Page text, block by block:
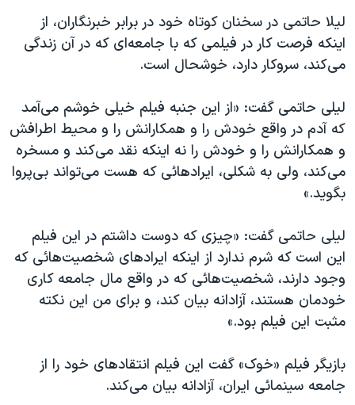
لیلا حاتمی در سخنان کوتاه خود در برابر خبرنگاران، از
اینکه فرصت کار در فیلمی که با جامعه‌ای که در آن زندگی
می‌کند، سروکار دارد، خوشحال است.
لیلی حاتمی گفت: «از این جنبه فیلم خیلی خوشم می‌آمد
که آدم در واقع خودش را و همکارانش‌ را و محیط اطرافش
و همکارانش را و خودش را نه اینکه نقد می‌کند و مسخره
می‌کند، ولی به شکلی، ایرادهائی که هست می‌تواند بی‌پروا
بگوید.»
لیلی حاتمی گفت: «چیزی که دوست داشتم در این فیلم
این است که شرم ندارد از اینکه ایرادهای شخصیت‌هائی که
وجود دارند، شخصیت‌هائی که در واقع مال جامعه کاری
خودمان هستند، آزادانه بیان کند، و برای من این نکته
مثبت این فیلم بود.»
بازیگر فیلم «خوک» گفت این فیلم انتقادهای خود را از
جامعه سینمائی ایران، آزادانه بیان می‌کند.